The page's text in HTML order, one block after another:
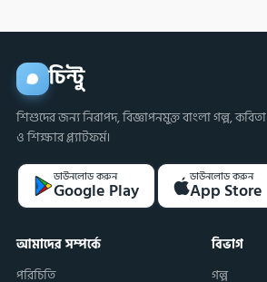
চিন্টু
শিশুদের জন্য নিরাপদ, বিজ্ঞাপনমুক্ত বাংলা গল্প, কবিতা
ও শিক্ষার প্ল্যাটফর্ম।
ডাউনলোড করুন
Google Play
ডাউনলোড করুন
App Store
আমাদের সম্পর্কে
পরিচিতি
বিভাগ
গল্প